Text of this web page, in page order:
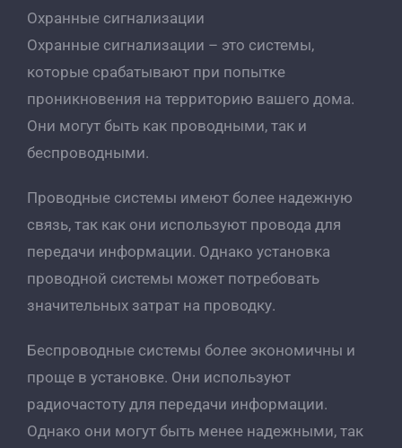
Охранные сигнализации
Охранные сигнализации – это системы,
которые срабатывают при попытке
проникновения на территорию вашего дома.
Они могут быть как проводными, так и
беспроводными.
Проводные системы имеют более надежную
связь, так как они используют провода для
передачи информации. Однако установка
проводной системы может потребовать
значительных затрат на проводку.
Беспроводные системы более экономичны и
проще в установке. Они используют
радиочастоту для передачи информации.
Однако они могут быть менее надежными, так